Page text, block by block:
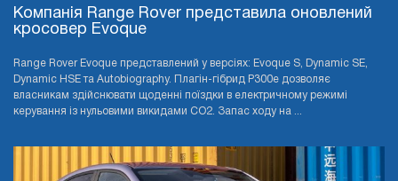
Компанія Range Rover представила оновлений
кросовер Evoque
Range Rover Evoque представлений у версіях: Evoque S, Dynamic SE,
Dynamic HSE та Autobiography. Плагін-гібрид P300e дозволяє
власникам здійснювати щоденні поїздки в електричному режимі
керування із нульовими викидами CO2. Запас ходу на ...